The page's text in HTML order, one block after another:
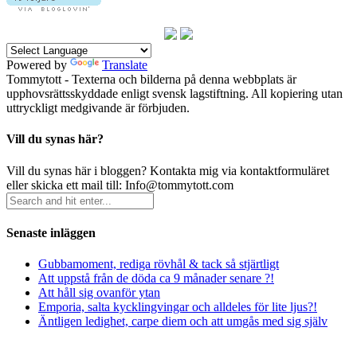
Powered by
Translate
Tommytott - Texterna och bilderna på denna webbplats är
upphovsrättsskyddade enligt svensk lagstiftning. All kopiering utan
uttryckligt medgivande är förbjuden.
Vill du synas här?
Vill du synas här i bloggen? Kontakta mig via kontaktformuläret
eller skicka ett mail till: Info@tommytott.com
Senaste inläggen
Gubbamoment, rediga rövhål & tack så stjärtligt
Att uppstå från de döda ca 9 månader senare ?!
Att håll sig ovanför ytan
Emporia, salta kycklingvingar och alldeles för lite ljus?!
Äntligen ledighet, carpe diem och att umgås med sig själv